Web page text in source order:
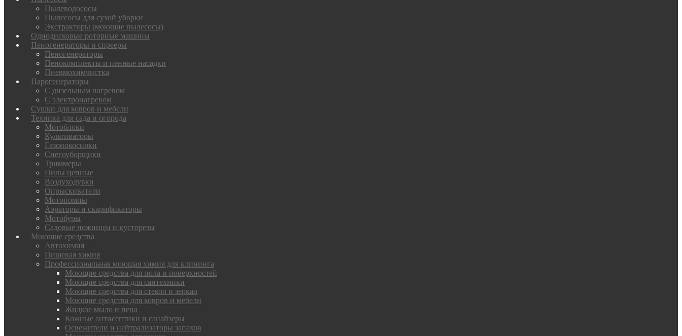
Пылеводососы
Пылесосы для сухой уборки
Экстракторы (моющие пылесосы)
Однодисковые роторные машины
Пеногенераторы и спрееры
Пеногенераторы
Пенокомплекты и пенные насадки
Пневмохимчистка
Парогенераторы
С дизельным нагревом
С электронагревом
Сушки для ковров и мебели
Техника для сада и огорода
Мотоблоки
Культиваторы
Газонокосилки
Снегоуборщики
Триммеры
Пилы цепные
Воздуходувки
Опрыскиватели
Мотопомпы
Аэраторы и скарификаторы
Мотобуры
Садовые ножницы и кусторезы
Моющие средства
Автохимия
Пищевая химия
Профессиональная моющая химия для клининга
Моющие средства для пола и поверхностей
Моющие средства для сантехники
Моющие средства для стекол и зеркал
Моющие средства для ковров и мебели
Жидкое мыло и пена
Кожные антисептики и санайзеры
Освежители и нейтрализаторы запахов